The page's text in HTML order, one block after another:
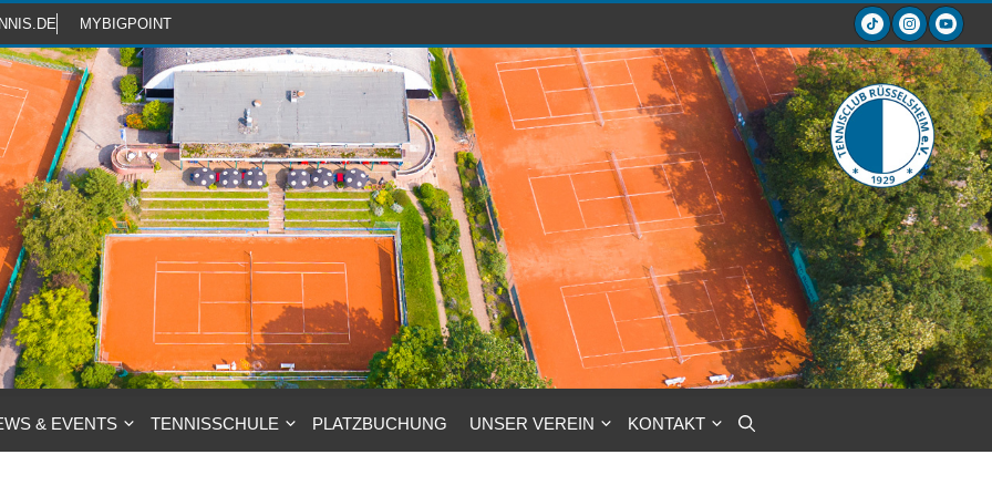
MYBIGPOINT
& EVENTS TENNISSCHULE PLATZBUCHUNG UNSER VEREIN KONTAKT